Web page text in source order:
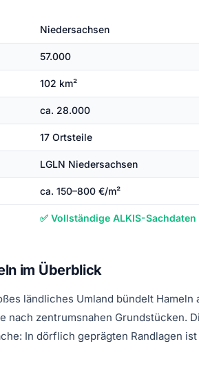
Niedersachsen
57.000
102 km²
ca. 28.000
17 Ortsteile
LGLN Niedersachsen
ca. 150–800 €/m²
✅ Vollständige ALKIS-
im Überblick
ländliches Umland bündelt
zentrumsnahen Grundstücken.
In dörflich geprägten Randlagen